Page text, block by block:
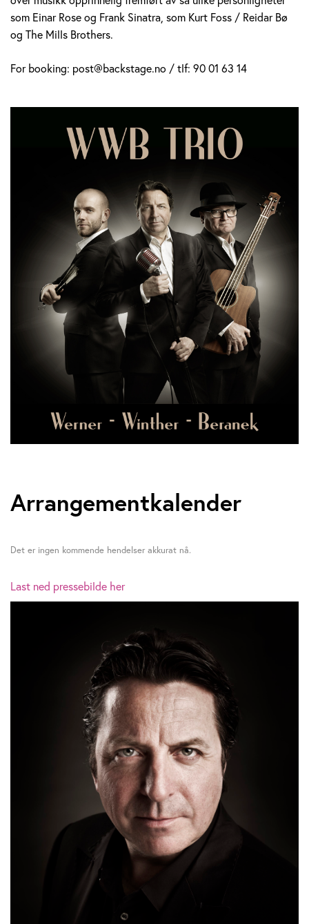
som Einar Rose og Frank Sinatra, som Kurt Foss / Reidar Bø
og The Mills Brothers.
For booking: post@backstage.no / tlf: 90 01 63 14
Arrangementkalender
Det er ingen kommende hendelser akkurat nå.
Last ned pressebilde her